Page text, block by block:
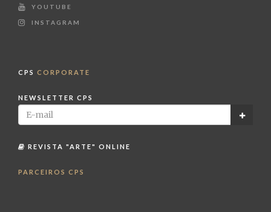
YOUTUBE
INSTAGRAM
CPS CORPORATE
NEWSLETTER CPS
REVISTA "ARTE" ONLINE
PARCEIROS CPS